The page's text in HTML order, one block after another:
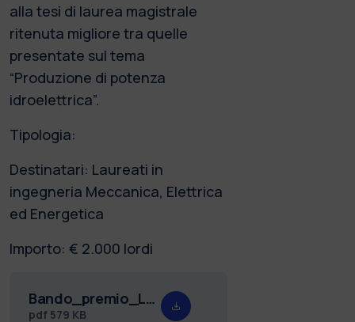
alla tesi di laurea magistrale
ritenuta migliore tra quelle
presentate sul tema
“Produzione di potenza
idroelettrica”.
Tipologia:
Destinatari: Laureati in
ingegneria Meccanica, Elettrica
ed Energetica
Importo: € 2.000 lordi
Bando_premio_Lauro_24.pdf
pdf 579 KB